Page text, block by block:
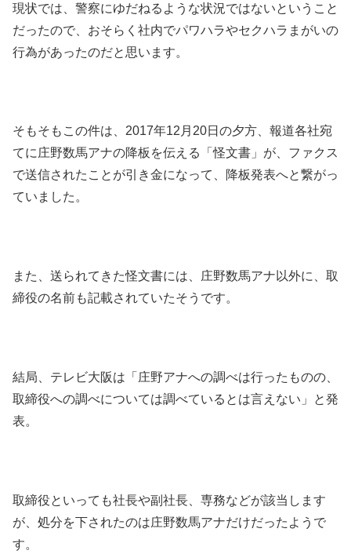
現状では、警察にゆだねるような状況ではないということ
だったので、おそらく社内でパワハラやセクハラまがいの
行為があったのだと思います。
そもそもこの件は、2017年12月20日の夕方、報道各社宛
てに庄野数馬アナの降板を伝える「怪文書」が、ファクス
で送信されたことが引き金になって、降板発表へと繋がっ
ていました。
また、送られてきた怪文書には、庄野数馬アナ以外に、取
締役の名前も記載されていたそうです。
結局、テレビ大阪は「庄野アナへの調べは行ったものの、
取締役への調べについては調べているとは言えない」と発
表。
取締役といっても社長や副社長、専務などが該当します
が、処分を下されたのは庄野数馬アナだけだったようで
す。